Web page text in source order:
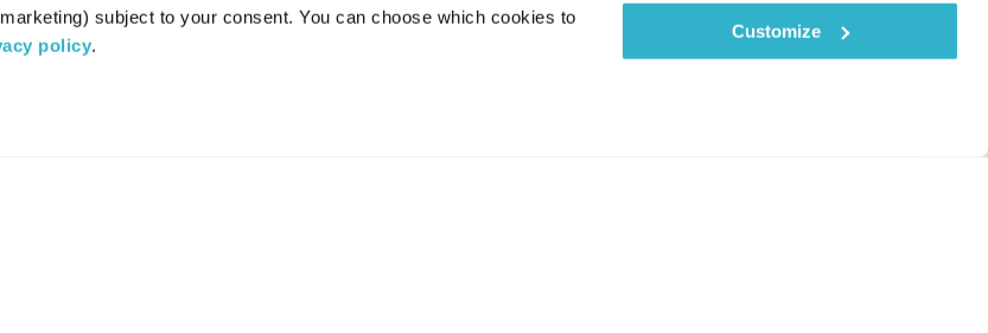
subject to your consent. You can choose which cookies to
policy.
Customize